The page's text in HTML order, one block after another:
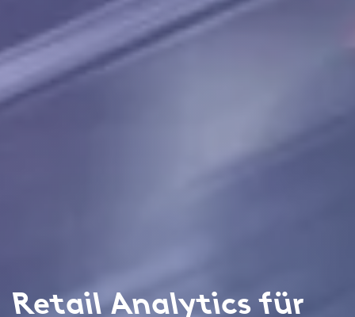
Retail Analytics für